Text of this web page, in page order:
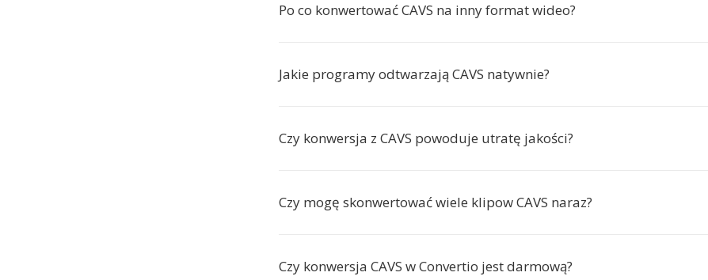
Po co konwertować CAVS na inny format wideo?
Jakie programy odtwarzają CAVS natywnie?
Czy konwersja z CAVS powoduje utratę jakości?
Czy mogę skonwertować wiele klipow CAVS naraz?
Czy konwersja CAVS w Convertio jest darmową?